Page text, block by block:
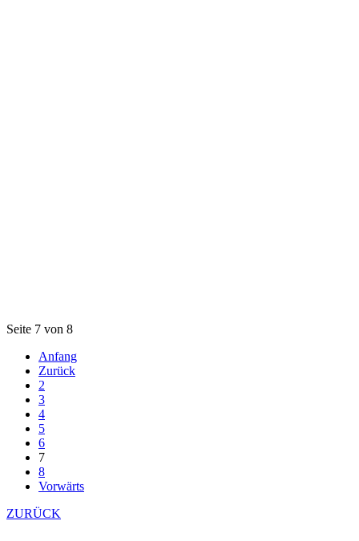
Seite 7 von 8
Anfang
Zurück
2
3
4
5
6
7
8
Vorwärts
ZURÜCK